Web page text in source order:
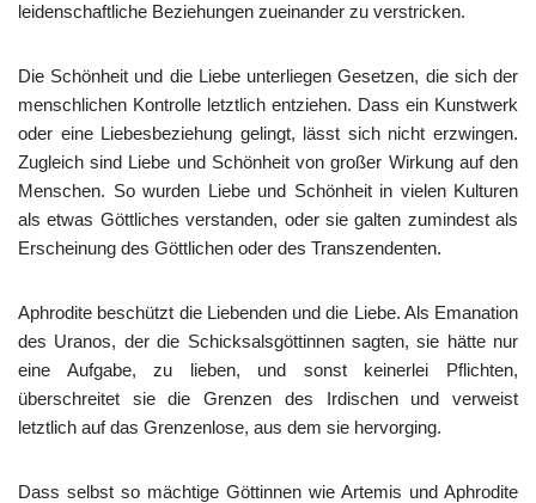
leidenschaftliche Beziehungen zueinander zu verstricken.
Die Schönheit und die Liebe unterliegen Gesetzen, die sich der
menschlichen Kontrolle letztlich entziehen. Dass ein Kunstwerk
oder eine Liebesbeziehung gelingt, lässt sich nicht erzwingen.
Zugleich sind Liebe und Schönheit von großer Wirkung auf den
Menschen. So wurden Liebe und Schönheit in vielen Kulturen
als etwas Göttliches verstanden, oder sie galten zumindest als
Erscheinung des Göttlichen oder des Transzendenten.
Aphrodite beschützt die Liebenden und die Liebe. Als Emanation
des Uranos, der die Schicksalsgöttinnen sagten, sie hätte nur
eine Aufgabe, zu lieben, und sonst keinerlei Pflichten,
überschreitet sie die Grenzen des Irdischen und verweist
letztlich auf das Grenzenlose, aus dem sie hervorging.
Dass selbst so mächtige Göttinnen wie Artemis und Aphrodite